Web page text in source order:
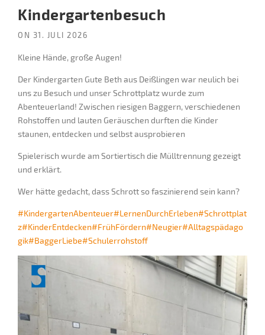
Kindergartenbesuch
ON 31. JULI 2026
Kleine Hände, große Augen!
Der Kindergarten Gute Beth aus Deißlingen war neulich bei
uns zu Besuch und unser Schrottplatz wurde zum
Abenteuerland! Zwischen riesigen Baggern, verschiedenen
Rohstoffen und lauten Geräuschen durften die Kinder
staunen, entdecken und selbst ausprobieren
Spielerisch wurde am Sortiertisch die Mülltrennung gezeigt
und erklärt.
Wer hätte gedacht, dass Schrott so faszinierend sein kann?
#KindergartenAbenteuer#LernenDurchErleben#Schrottplat
z#KinderEntdecken#FrühFördern#Neugier#Alltagspädago
gik#BaggerLiebe#Schulerrohstoff